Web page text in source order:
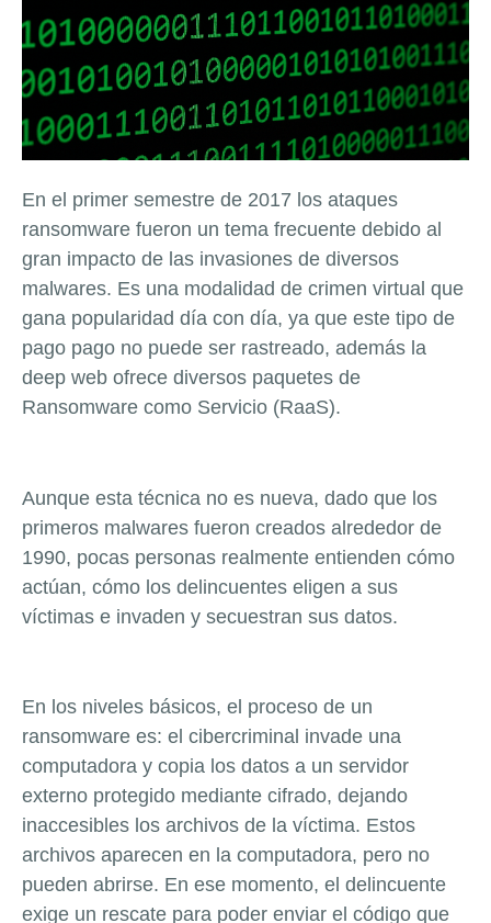
En el primer semestre de 2017 los ataques
ransomware fueron un tema frecuente debido al
gran impacto de las invasiones de diversos
malwares. Es una modalidad de crimen virtual que
gana popularidad día con día, ya que este tipo de
pago pago no puede ser rastreado, además la
deep web ofrece diversos paquetes de
Ransomware como Servicio (RaaS).
Aunque esta técnica no es nueva, dado que los
primeros malwares fueron creados alrededor de
1990, pocas personas realmente entienden cómo
actúan, cómo los delincuentes eligen a sus
víctimas e invaden y secuestran sus datos.
En los niveles básicos, el proceso de un
ransomware es: el cibercriminal invade una
computadora y copia los datos a un servidor
externo protegido mediante cifrado, dejando
inaccesibles los archivos de la víctima. Estos
archivos aparecen en la computadora, pero no
pueden abrirse. En ese momento, el delincuente
exige un rescate para poder enviar el código que